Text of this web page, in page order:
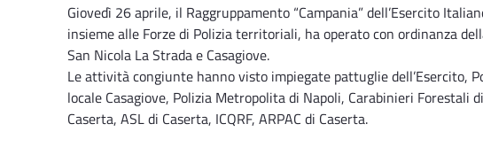
Giovedì 26 aprile, il Raggruppamento “Campania” dell’Esercito
insieme alle Forze di Polizia territoriali, ha operato con ordinanza
San Nicola La Strada e Casagiove.
Le attività congiunte hanno visto impiegate pattuglie dell’Esercito,
locale Casagiove, Polizia Metropolita di Napoli, Carabinieri Forestali
Caserta, ASL di Caserta, ICQRF, ARPAC di Caserta.